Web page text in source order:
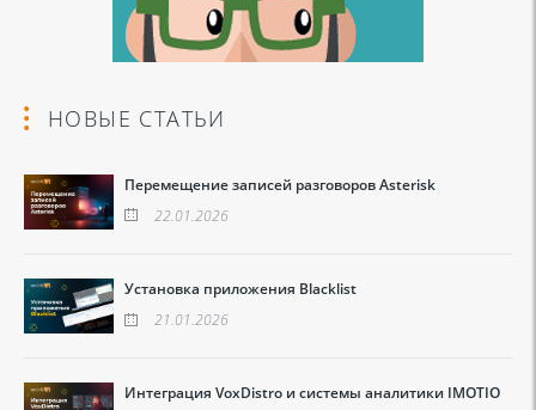
НОВЫЕ СТАТЬИ
Перемещение записей разговоров Asterisk
22.01.2026
Установка приложения Blacklist
21.01.2026
Интеграция VoxDistro и системы аналитики IMOTIO